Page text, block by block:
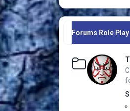
Forums Role Play